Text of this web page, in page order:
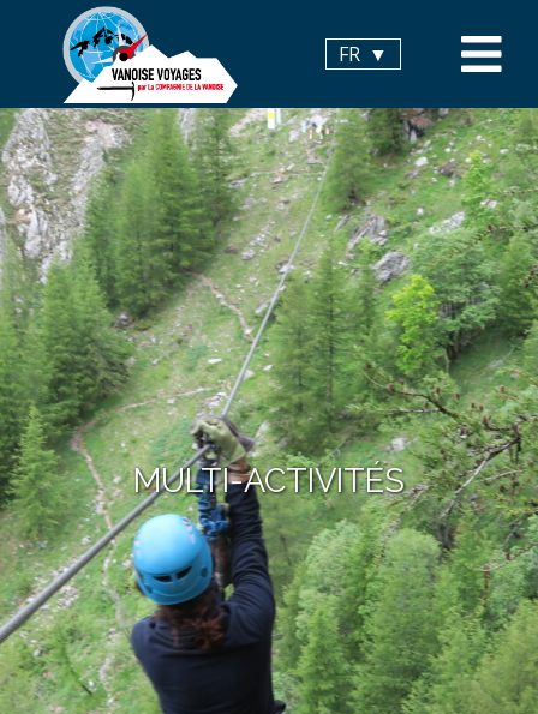
FR
MULTI-ACTIVITÉS
Panneau de gestion des cookies